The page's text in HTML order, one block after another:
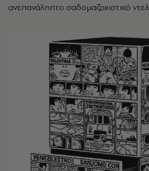
ανεπανάληπτο σαδομαζοχιστικό